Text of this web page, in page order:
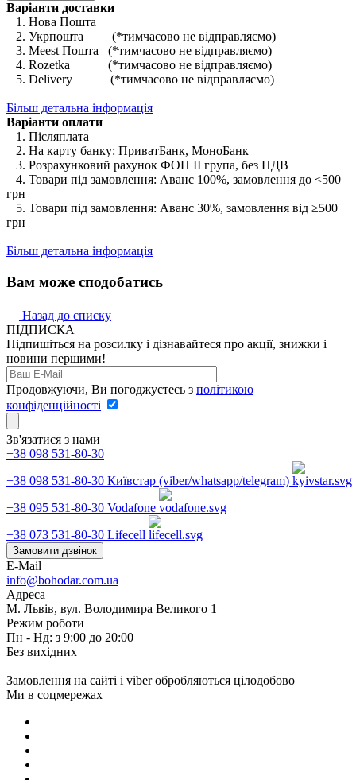
Варіанти доставки
1. Нова Пошта
2. Укрпошта (*тимчасово не відправляємо)
3. Meest Пошта (*тимчасово не відправляємо)
4. Rozetka (*тимчасово не відправляємо)
5. Delivery (*тимчасово не відправляємо)
Більш детальна інформація
Варіанти оплати
1. Післяплата
2. На карту банку: ПриватБанк, МоноБанк
3. Розрахунковий рахунок ФОП II група, без ПДВ
4. Товари під замовлення: Аванс 100%, замовлення до <500
грн
5. Товари під замовлення: Аванс 30%, замовлення від ≥500
грн
Більш детальна інформація
Вам може сподобатись
Назад до списку
ПІДПИСКА
Підпишіться на розсилку і дізнавайтеся про акції, знижки і
новини першими!
Продовжуючи, Ви погоджуєтесь з політикою
конфіденційності
Зв'язатися з нами
+38 098 531-80-30
+38 098 531-80-30 Київстар (viber/whatsapp/telegram)
+38 095 531-80-30 Vodafone
+38 073 531-80-30 Lifecell
Замовити дзвінок
E-Mail
info@bohodar.com.ua
Адреса
М. Львів, вул. Володимира Великого 1
Режим роботи
Пн - Нд: з 9:00 до 20:00
Без вихідних
Замовлення на сайті і viber обробляються цілодобово
Ми в соцмережах